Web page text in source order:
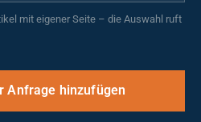
mit eigener Seite – die Auswahl ruft